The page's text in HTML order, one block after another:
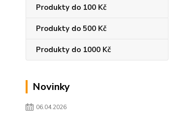
Produkty do 100 Kč
Produkty do 500 Kč
Produkty do 1000 Kč
Novinky
06.04.2026